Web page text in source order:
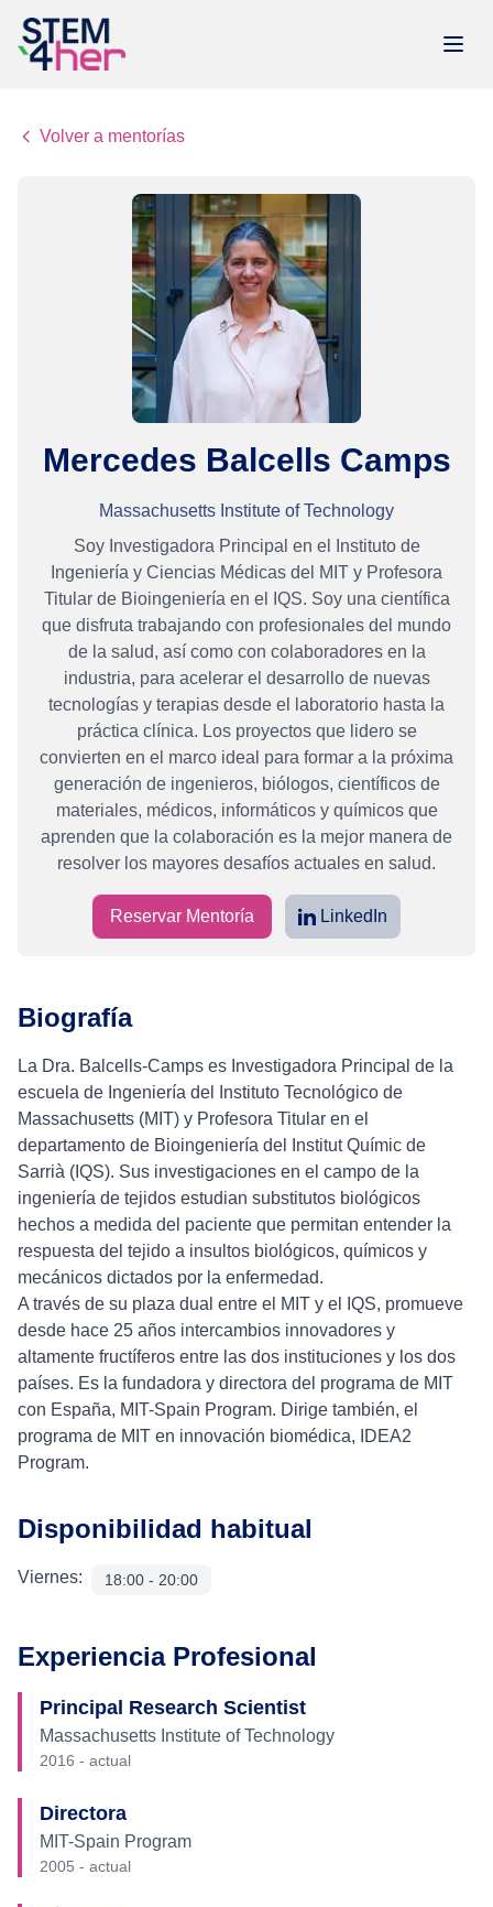
Volver a mentorías
Mercedes Balcells Camps
Massachusetts Institute of Technology
Soy Investigadora Principal en el Instituto de
Ingeniería y Ciencias Médicas del MIT y Profesora
Titular de Bioingeniería en el IQS. Soy una científica
que disfruta trabajando con profesionales del mundo
de la salud, así como con colaboradores en la
industria, para acelerar el desarrollo de nuevas
tecnologías y terapias desde el laboratorio hasta la
práctica clínica. Los proyectos que lidero se
convierten en el marco ideal para formar a la próxima
generación de ingenieros, biólogos, científicos de
materiales, médicos, informáticos y químicos que
aprenden que la colaboración es la mejor manera de
resolver los mayores desafíos actuales en salud.
Reservar Mentoría LinkedIn
Biografía
La Dra. Balcells-Camps es Investigadora Principal de la
escuela de Ingeniería del Instituto Tecnológico de
Massachusetts (MIT) y Profesora Titular en el
departamento de Bioingeniería del Institut Químic de
Sarrià (IQS). Sus investigaciones en el campo de la
ingeniería de tejidos estudian substitutos biológicos
hechos a medida del paciente que permitan entender la
respuesta del tejido a insultos biológicos, químicos y
mecánicos dictados por la enfermedad.
A través de su plaza dual entre el MIT y el IQS, promueve
desde hace 25 años intercambios innovadores y
altamente fructíferos entre las dos instituciones y los dos
países. Es la fundadora y directora del programa de MIT
con España, MIT-Spain Program. Dirige también, el
programa de MIT en innovación biomédica, IDEA2
Program.
Disponibilidad habitual
Viernes: 18:00 - 20:00
Experiencia Profesional
Principal Research Scientist
Massachusetts Institute of Technology
2016 - actual
Directora
MIT-Spain Program
2005 - actual